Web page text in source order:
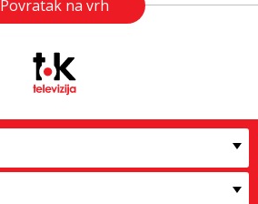
Povratak na vrh